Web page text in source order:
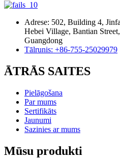
Adrese: 502, Building 4,
Hebei Village, Bantian
Guangdong
Tālrunis: +86-755-25029979
ĀTRĀS SAITES
Pielāgošana
Par mums
Sertifikāts
Jaunumi
Sazinies ar mums
Mūsu produkti